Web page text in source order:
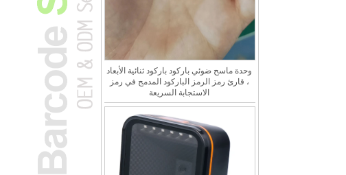
وحدة ماسح ضوئي باركود باركود ثنائية الأبعاد
، قارئ رمز الرمز الباركود المدمج في رمز
الاستجابة السريعة